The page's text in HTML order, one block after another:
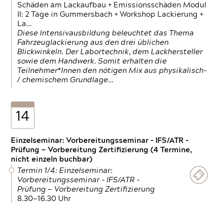
Schäden am Lackaufbau + Emissionsschäden Modul
II: 2 Tage in Gummersbach + Workshop Lackierung +
La…
Diese Intensivausbildung beleuchtet das Thema
Fahrzeuglackierung aus den drei üblichen
Blickwinkeln. Der Labortechnik, dem Lackhersteller
sowie dem Handwerk. Somit erhalten die
Teilnehmer*Innen den nötigen Mix aus physikalisch-
/ chemischem Grundlage…
14
Einzelseminar: Vorbereitungsseminar - IFS/ATR -
Prüfung — Vorbereitung Zertifizierung (4 Termine,
nicht einzeln buchbar)
Termin 1/4: Einzelseminar:
Vorbereitungsseminar - IFS/ATR -
Prüfung — Vorbereitung Zertifizierung
8.30—16.30 Uhr